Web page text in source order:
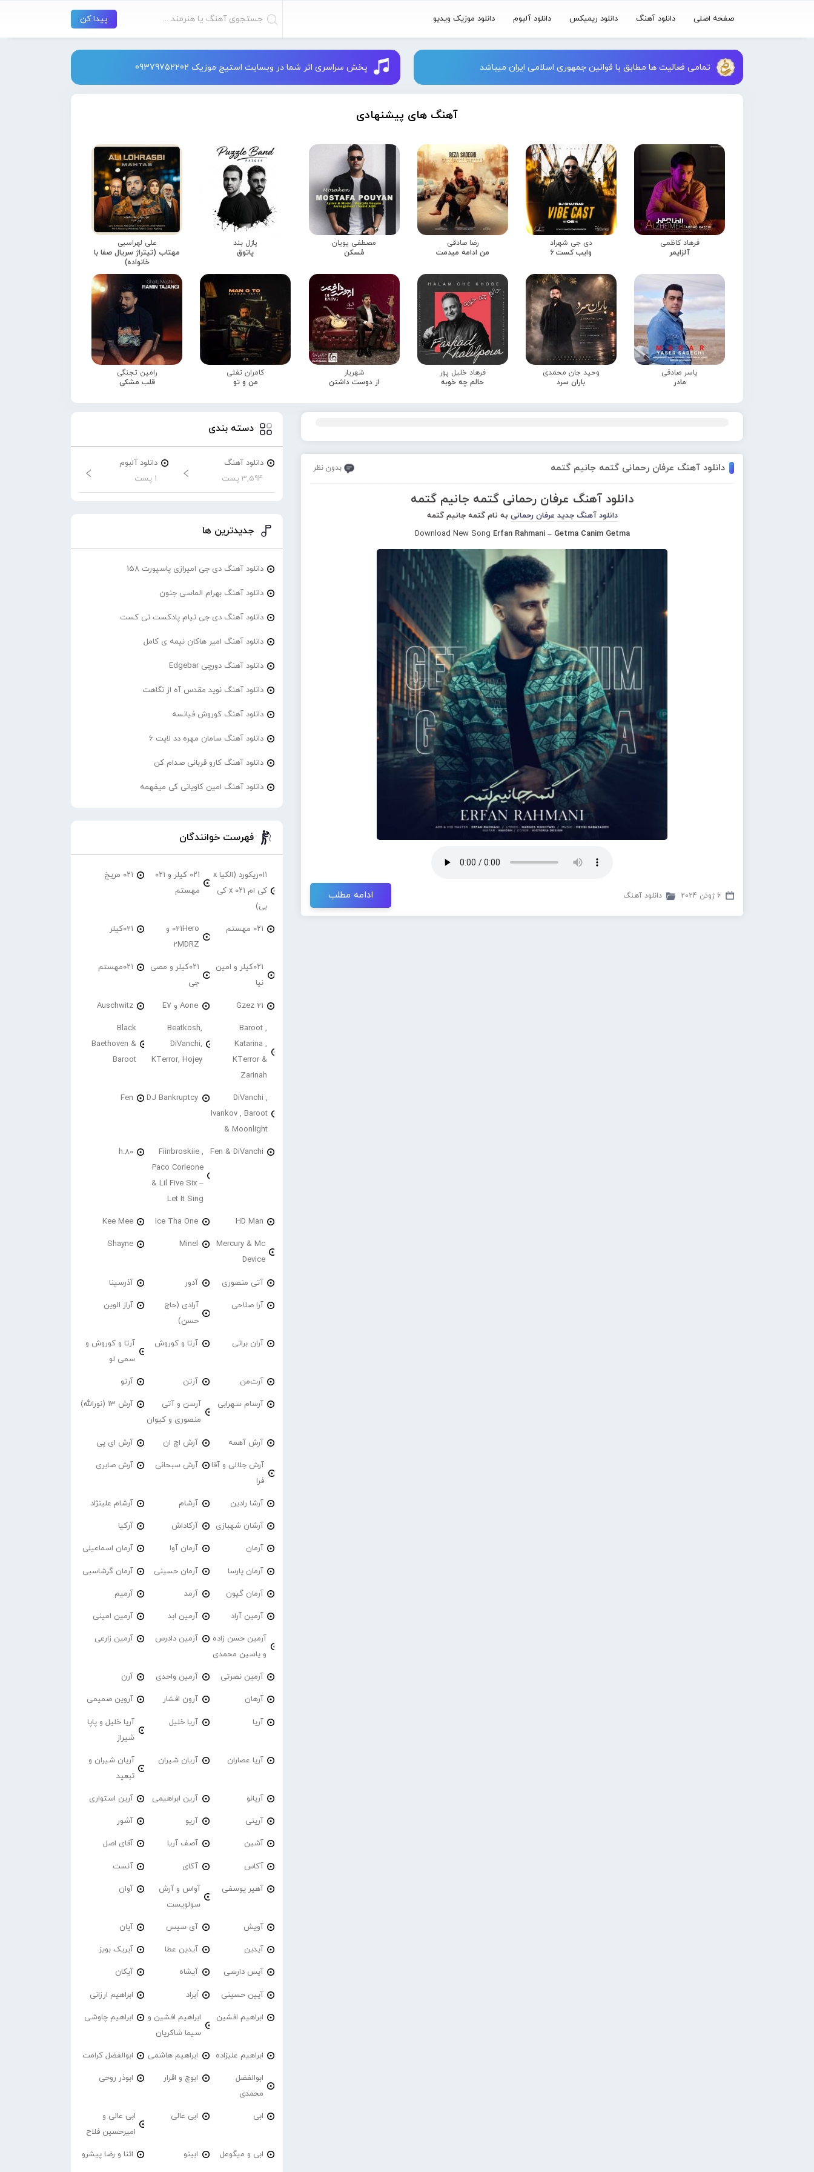
صفحه اصلی دانلود آهنگ دانلود ریمیکس دانلود آلبوم دانلود موزیک ویدیو
تمامی فعالیت ها مطابق با قوانین جمهوری اسلامی ایران میباشد پخش سراسری اثر شما در وبسایت استیج موزیک 09379752202
آهنگ های پیشنهادی
فرهاد کاظمی
آلزایمر
دی جی شهراد
وایب کست 6
رضا صادقی
من ادامه میدمت
مصطفی پویان
مُسکن
پازل بند
پاتوق
علی لهراسبی
مهتاب (تیتراژ سریال صفا با
خانواده)
یاسر صادقی
مادر
وحید جان محمدی
باران سرد
فرهاد خلیل پور
حالم چه خوبه
شهریار
از دوست داشتن
کامران تفتی
من و تو
رامین تجنگی
قلب مشکی
دانلود آهنگ عرفان رحمانی گتمه جانیم گتمه بدون نظر
دانلود آهنگ عرفان رحمانی گتمه جانیم گتمه
دانلود آهنگ جدید عرفان رحمانی به نام گتمه جانیم گتمه
Download New Song Erfan Rahmani – Getma Canim Getma
6 ژوئن 2024 دانلود آهنگ ادامه مطلب
دسته بندی
دانلود آهنگ
3,594 پست
دانلود آلبوم
1 پست
جدیدترین ها
دانلود آهنگ دی جی امیرازی پاسپورت 158
دانلود آهنگ بهرام الماسی جنون
دانلود آهنگ دی جی تیام پادکست تی کست
دانلود آهنگ امیر هاکان نیمه ی کامل
دانلود آهنگ دورچی Edgebar
دانلود آهنگ نوید مقدس آه از نگاهت
دانلود آهنگ کوروش فیانسه
دانلود آهنگ سامان مهره دد لایت 6
دانلود آهنگ کارو قربانی صدام کن
دانلود آهنگ امین کاویانی کی میفهمه
فهرست خوانندگان
۰۱۱ریکورد (الکیا x
کی ام ۰۲۱ x کی
بی)
۰۲۱ کیلر و ۰۲۱
مهستم
۰۲۱ مریخ
۰۲۱ مهستم
021Hero و
2MDRZ
021کیلر
۰۲۱کیلر و امین
نیا
۰۲۱کیلر و مصی
جی
۰۲۱مهستم
21 Gzez Aone و E7 Auschwitz
Baroot ,
Katarina ,
KTerror &
Zarinah
Beatkosh,
DiVanchi,
KTerror, Hojey
Black
Baethoven &
Baroot
DiVanchi ,
Ivankov , Baroot
& Moonlight
DJ Bankruptcy
Fen
Fen & DiVanchi
Fiinbroskiie ,
Paco Corleone
& Lil Five Six –
Let It Sing
h.80
HD Man
Ice Tha One
Kee Mee
Mercury & Mc
Device
Minel
Shayne
آتی منصوری آدور آذرسینا
آرا صلاحی
آرادی (حاج
حسن)
آراز الوین
آران براتی آرتا و کوروش
آرتا و کوروش و
سمی لو
آرت‌من آرتن آرتو
آرسام سهرابی
آرسن و آتی
منصوری و کیوان
آرش 13 (نورالله)
آرش آهمه آرش اچ ان آرش ای پی
آرش جلالی و آقا
فرا
آرش سبحانی آرش صابری
آرشا رادین آرشام آرشام علینژاد
آرشان شهبازی آرکاداش آرکیا
آرمان آرمان آوا آرمان اسماعیلی
آرمان پارسا آرمان حسینی آرمان گرشاسبی
آرمان گیون آرمد آرمیم
آرمین آراد آرمین ابد آرمین امینی
آرمین حسن زاده
و یاسین محمدی
آرمین دادرس آرمین زارعی
آرمین نصرتی آرمین واحدی آرن
آرهان آرون افشار آروین صمیمی
آریا آریا خلیل
آریا خلیل و پاپا
شیراز
آریا عصاران آریان شیران
آریان شیران و
تبعید
آریانو آرین ابراهیمی آرین استواری
آرینی آریو آشور
آشین آصف آریا آقای اصل
آکاس آکای آنست
آهیر یوسفی
آواس و آرش
سولویست
آوان
آویش آی سیس آیان
آیدین آیدین عطا آیریک بویز
آیس دارسی آیشاه آیکان
آیین حسینی اَبراد ابراهیم ارزانی
ابراهیم افشین
ابراهیم افشین و
سیما شاکریان
ابراهیم چاوشی
ابراهیم علیزاده ابراهیم هاشمی ابوالفضل کرامت
ابوالفضل
محمدی
ابوچ و اقرار ابوذر روحی
ابی ابی عالی
ابی عالی و
امیرحسین فلاح
ابی و میگوعل ابینو اثنا و رضا پیشرو